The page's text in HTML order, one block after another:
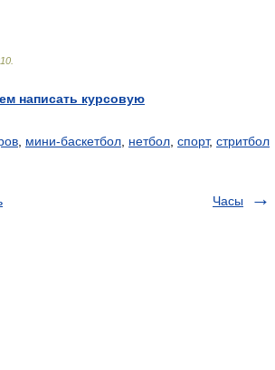
написать курсовую
мини-баскетбол нетбол спорт, стритбол
Часы